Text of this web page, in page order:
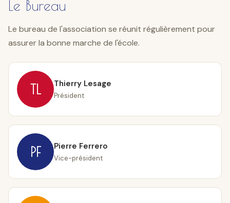
Le Bureau
Le bureau de l'association se réunit régulièrement pour
assurer la bonne marche de l'école.
TL Thierry Lesage
Président
PF Pierre Ferrero
Vice-président